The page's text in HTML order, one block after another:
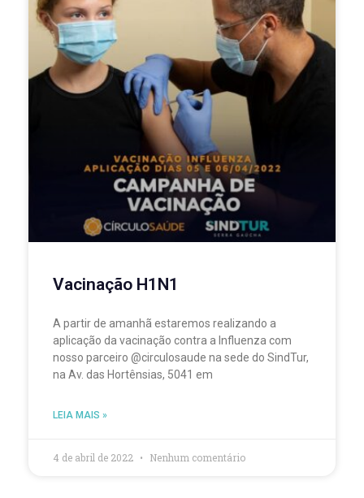
Vacinação H1N1
A partir de amanhã estaremos realizando a
aplicação da vacinação contra a Influenza com
nosso parceiro @circulosaude na sede do SindTur,
na Av. das Hortênsias, 5041 em
LEIA MAIS »
4 de abril de 2022 Nenhum comentário